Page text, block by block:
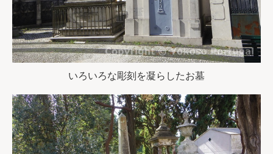
いろいろな彫刻を凝らしたお墓